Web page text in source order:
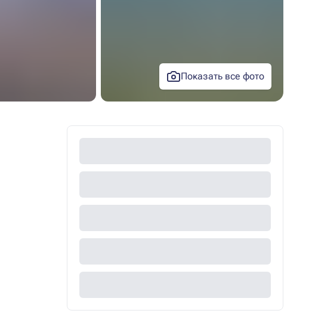
Показать все фото